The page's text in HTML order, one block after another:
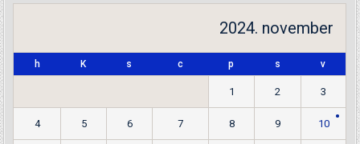
2024. november
h K s c p s v
1 2 3
4 5 6 7 8 9 10